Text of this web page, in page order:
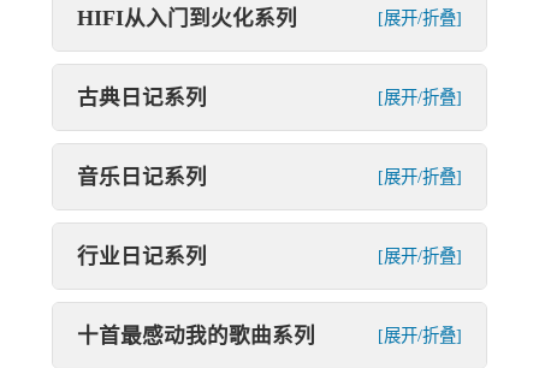
HIFI从入门到火化系列 [展开/折叠]
古典日记系列 [展开/折叠]
音乐日记系列 [展开/折叠]
行业日记系列 [展开/折叠]
十首最感动我的歌曲系列 [展开/折叠]